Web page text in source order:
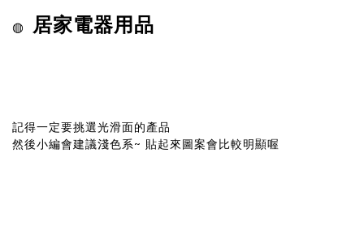
◍ 居家電器用品
記得一定要挑選光滑面的產品
然後小編會建議淺色系~ 貼起來圖案會比較明顯喔